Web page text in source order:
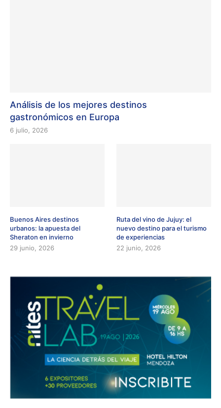
Análisis de los mejores destinos
gastronómicos en Europa
6 julio, 2026
Buenos Aires destinos
urbanos: la apuesta del
Sheraton en invierno
29 junio, 2026
Ruta del vino de Jujuy: el
nuevo destino para el turismo
de experiencias
22 junio, 2026